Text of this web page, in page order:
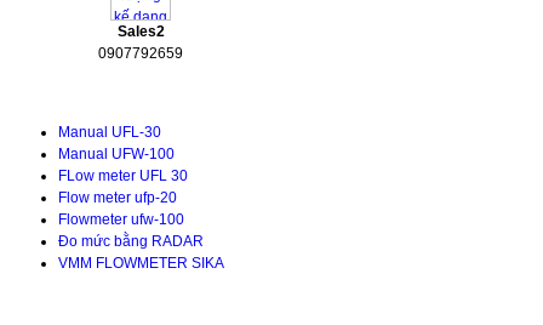
Sales2
0907792659
Manual UFL-30
Manual UFW-100
FLow meter UFL 30
Flow meter ufp-20
Flowmeter ufw-100
Đo mức bằng RADAR
VMM FLOWMETER SIKA